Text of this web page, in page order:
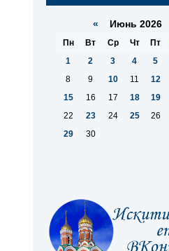
« Июнь 2026
Пн Вт Ср Чт Пт
1
2 3 4 5
8
9 10 11 12
15
16 17 18 19
22
23 24 25 26
29
30